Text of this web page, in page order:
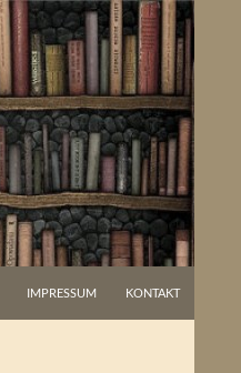
IMPRESSUM KONTAKT